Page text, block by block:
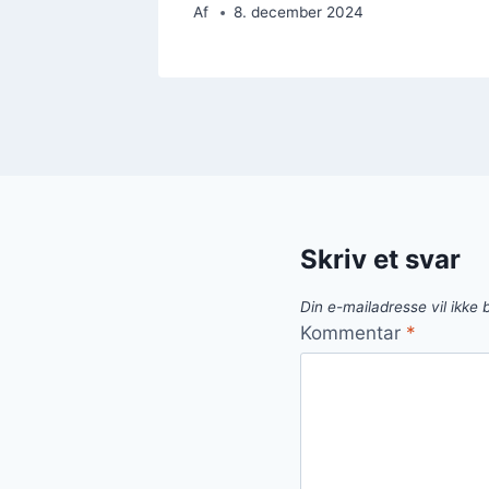
Af 8. december 2024
Skriv et svar
Din e-mailadresse vil ikke
Kommentar *